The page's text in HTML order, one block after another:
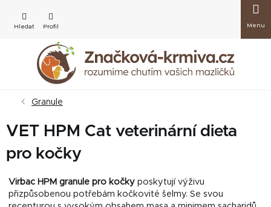
obsah
košík
Granule
VET HPM Cat veterinární dieta
pro kočky
Virbac HPM granule pro kočky poskytují výživu
přizpůsobenou potřebám kočkovité šelmy. Se svou